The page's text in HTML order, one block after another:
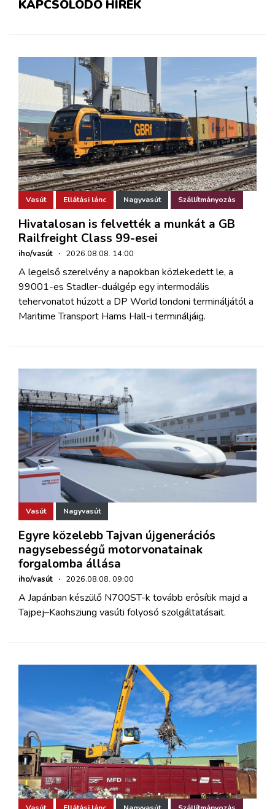
KAPCSOLÓDÓ HÍREK
Vasút Ellátási lánc Nagyvasút Szállítmányozás
Hivatalosan is felvették a munkát a GB
Railfreight Class 99-esei
iho/vasút · 2026.08.08. 14:00
A legelső szerelvény a napokban közlekedett le, a
99001-es Stadler-duálgép egy intermodális
tehervonatot húzott a DP World londoni termináljától a
Maritime Transport Hams Hall-i termináljáig.
Vasút Nagyvasút
Egyre közelebb Tajvan újgenerációs
nagysebességű motorvonatainak
forgalomba állása
iho/vasút · 2026.08.08. 09:00
A Japánban készülő N700ST-k tovább erősítik majd a
Tajpej–Kaohsziung vasúti folyosó szolgáltatásait.